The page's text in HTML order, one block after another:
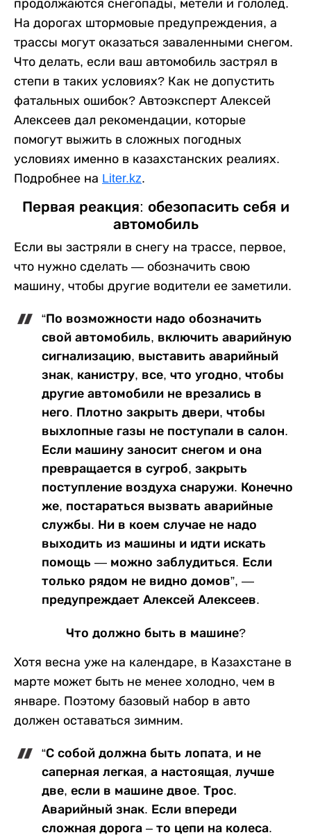
продолжаются снегопады, метели и гололед.
На дорогах штормовые предупреждения, а
трассы могут оказаться заваленными снегом.
Что делать, если ваш автомобиль застрял в
степи в таких условиях? Как не допустить
фатальных ошибок? Автоэксперт Алексей
Алексеев дал рекомендации, которые
помогут выжить в сложных погодных
условиях именно в казахстанских реалиях.
Подробнее на Liter.kz.
Первая реакция: обезопасить себя и
автомобиль
Если вы застряли в снегу на трассе, первое,
что нужно сделать — обозначить свою
машину, чтобы другие водители ее заметили.
“По возможности надо обозначить
свой автомобиль, включить аварийную
сигнализацию, выставить аварийный
знак, канистру, все, что угодно, чтобы
другие автомобили не врезались в
него. Плотно закрыть двери, чтобы
выхлопные газы не поступали в салон.
Если машину заносит снегом и она
превращается в сугроб, закрыть
поступление воздуха снаружи. Конечно
же, постараться вызвать аварийные
службы. Ни в коем случае не надо
выходить из машины и идти искать
помощь — можно заблудиться. Если
только рядом не видно домов”, —
предупреждает Алексей Алексеев.
Что должно быть в машине?
Хотя весна уже на календаре, в Казахстане в
марте может быть не менее холодно, чем в
январе. Поэтому базовый набор в авто
должен оставаться зимним.
“С собой должна быть лопата, и не
саперная легкая, а настоящая, лучше
две, если в машине двое. Трос.
Аварийный знак. Если впереди
сложная дорога – то цепи на колеса.